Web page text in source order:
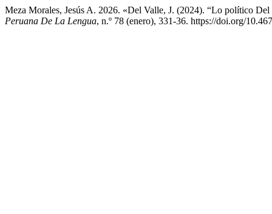
Meza Morales, Jesús A. 2026. «Del Valle, J. (2024). “Lo político
Peruana De La Lengua, n.º 78 (enero), 331-36. https://doi.org/